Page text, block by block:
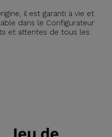
il est garanti à vie et
dans le Configurateur
et attentes de tous les